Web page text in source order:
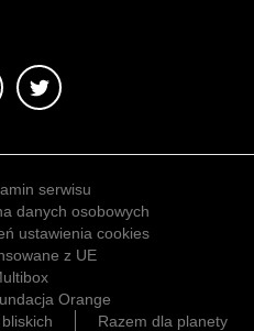
serwisu
danych osobowych
ustawienia cookies
z UE
Orange
Razem dla planety